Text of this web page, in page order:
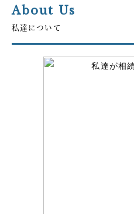
About Us
私達について